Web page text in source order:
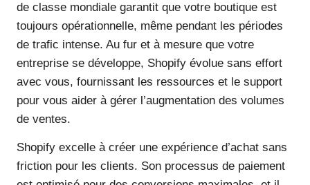
de classe mondiale garantit que votre boutique est
toujours opérationnelle, même pendant les périodes
de trafic intense. Au fur et à mesure que votre
entreprise se développe, Shopify évolue sans effort
avec vous, fournissant les ressources et le support
pour vous aider à gérer l’augmentation des volumes
de ventes.
Shopify excelle à créer une expérience d’achat sans
friction pour les clients. Son processus de paiement